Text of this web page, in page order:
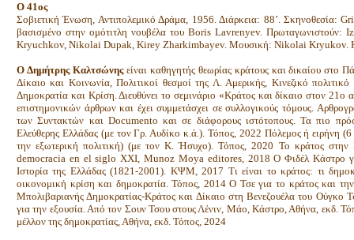
Ο 41ος
Σοβιετική Ένωση, Αντιπολεμικό Δράμα, 1956. Διάρκεια: 88’.
βασισμένο στην ομότιτλη νουβέλα του Boris Lavrenyev.
Kryuchkov, Nikolai Dupak, Kirey Zharkimbayev. Μουσική: Nikolai Kryukov.
Ο Δημήτρης Καλτσώνηςείναι καθηγητής θεωρίας κράτους και δικαίου στο
Δίκαιο και Κοινωνία, Πολιτικοί θεσμοί της Λ. Αμερικής, Κινεζικό
Δημοκρατία και Κρίση. Διευθύνει το σεμινάριο «Κράτος και δίκαιο στον 21ο
επιστημονικών άρθρων και έχει συμμετάσχει σε συλλογικούς τόμους.
των Συντακτών και Documento και σε διάφορους ιστότοπους. Τα πιο
Ελεύθερης Ελλάδας (με τον Γρ. Αυδίκο κ.ά.). Τόπος, 2022 Πόλεμος ή ειρήνη (6
την εξωτερική πολιτική) (με τον Κ. Ήσυχο). Τόπος, 2020 Το κράτος
democracia en el siglo XXI, Munoz Moya editores, 2018 Ο Φιδέλ Κάστρο
Ιστορία της Ελλάδας (1821-2001). ΚΨΜ, 2017 Τι είναι το κράτος: τι
οικονομική κρίση και δημοκρατία. Τόπος, 2014 Ο Τσε για το κράτος και
Μπολιβαριανής Δημοκρατίας-Κράτος και Δίκαιο στη Βενεζουέλα του Ούγκο
για την εξουσία. Από τον Σουν Τσου στους Λένιν, Μάο, Κάστρο, Αθήνα, εκδ.
μέλλον της δημοκρατίας, Αθήνα, εκδ. Τόπος, 2024